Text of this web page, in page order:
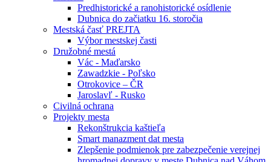
Predhistorické a ranohistorické osídlenie
Dubnica do začiatku 16. storočia
Mestská časť PREJTA
Výbor mestskej časti
Družobné mestá
Vác - Maďarsko
Zawadzkie - Poľsko
Otrokovice – ČR
Jaroslavľ - Rusko
Civilná ochrana
Projekty mesta
Rekonštrukcia kaštieľa
Smart manazment dat mesta
Zlepšenie podmienok pre zabezpečenie verejnej